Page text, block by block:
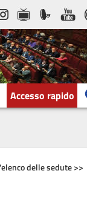
Accesso rapido
delle sedute >>